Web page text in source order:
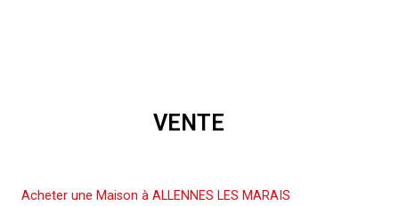
VENTE
Acheter une Maison à ALLENNES LES MARAIS